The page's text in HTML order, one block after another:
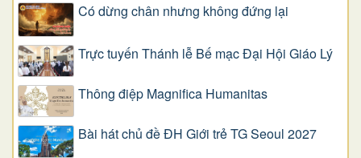
Có dừng chân nhưng không đứng lại
Trực tuyến Thánh lễ Bế mạc Đại Hội Giáo Lý
Thông điệp Magnifica Humanitas
Bài hát chủ đề ĐH Giới trẻ TG Seoul 2027